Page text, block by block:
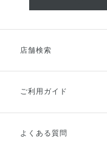
店舗検索
ご利用ガイド
ご利用ガイドトップ
よくある質問